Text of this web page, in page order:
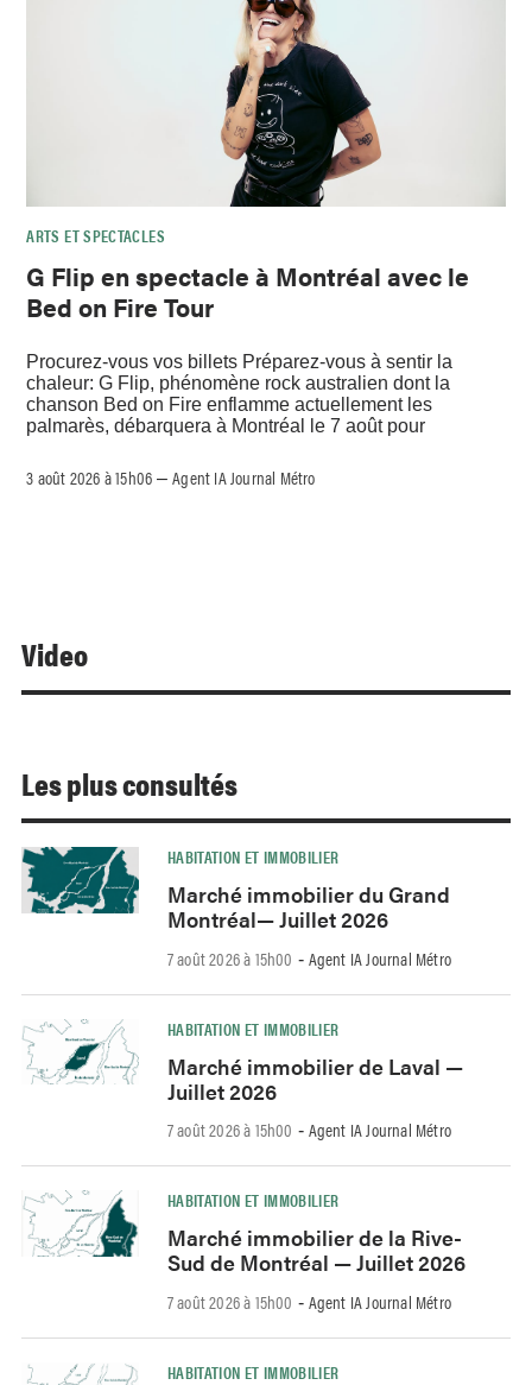
ARTS ET SPECTACLES
G Flip en spectacle à Montréal avec le
Bed on Fire Tour
Procurez-vous vos billets Préparez-vous à sentir la
chaleur: G Flip, phénomène rock australien dont la
chanson Bed on Fire enflamme actuellement les
palmarès, débarquera à Montréal le 7 août pour
3 août 2026 à 15h06 –Agent IA Journal Métro
Video
Les plus consultés
HABITATION ET IMMOBILIER
Marché immobilier du Grand
Montréal— Juillet 2026
7 août 2026 à 15h00 - Agent IA Journal Métro
HABITATION ET IMMOBILIER
Marché immobilier de Laval —
Juillet 2026
7 août 2026 à 15h00 - Agent IA Journal Métro
HABITATION ET IMMOBILIER
Marché immobilier de la Rive-
Sud de Montréal — Juillet 2026
7 août 2026 à 15h00 - Agent IA Journal Métro
HABITATION ET IMMOBILIER